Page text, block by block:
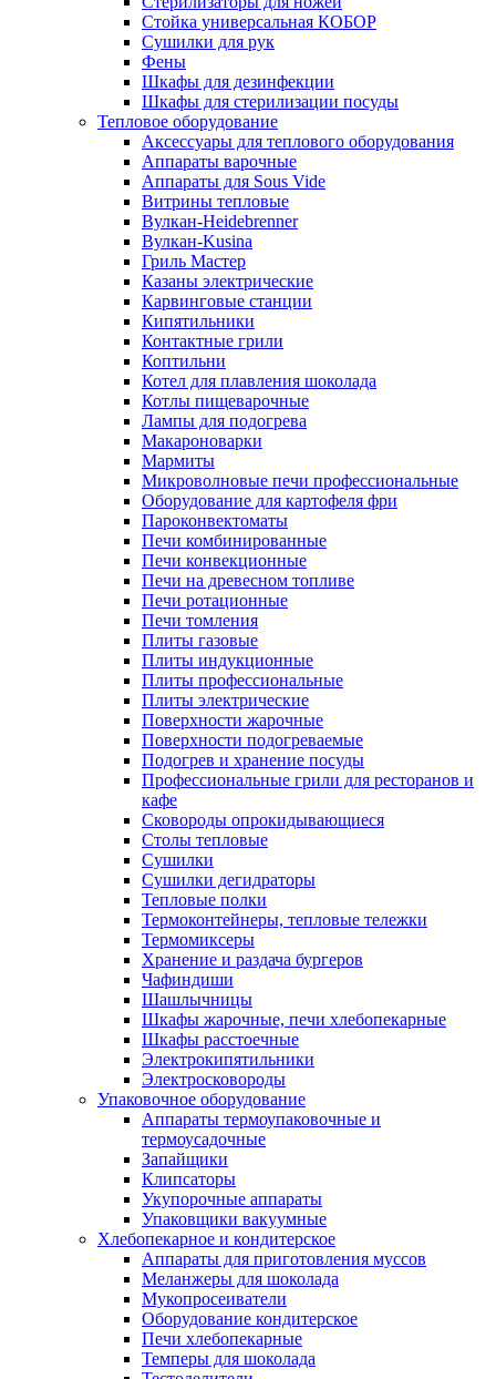
Стойка универсальная КОБОР
Сушилки для рук
Фены
Шкафы для дезинфекции
Шкафы для стерилизации посуды
Тепловое оборудование
Аксессуары для теплового оборудования
Аппараты варочные
Аппараты для Sous Vide
Витрины тепловые
Вулкан-Heidebrenner
Вулкан-Kusina
Гриль Мастер
Казаны электрические
Карвинговые станции
Кипятильники
Контактные грили
Коптильни
Котел для плавления шоколада
Котлы пищеварочные
Лампы для подогрева
Макароноварки
Мармиты
Микроволновые печи профессиональные
Оборудование для картофеля фри
Пароконвектоматы
Печи комбинированные
Печи конвекционные
Печи на древесном топливе
Печи ротационные
Печи томления
Плиты газовые
Плиты индукционные
Плиты профессиональные
Плиты электрические
Поверхности жарочные
Поверхности подогреваемые
Подогрев и хранение посуды
Профессиональные грили для ресторанов и
кафе
Сковороды опрокидывающиеся
Столы тепловые
Сушилки
Сушилки дегидраторы
Тепловые полки
Термоконтейнеры, тепловые тележки
Термомиксеры
Хранение и раздача бургеров
Чафиндиши
Шашлычницы
Шкафы жарочные, печи хлебопекарные
Шкафы расстоечные
Электрокипятильники
Электросковороды
Упаковочное оборудование
Аппараты термоупаковочные и
термоусадочные
Запайщики
Клипсаторы
Укупорочные аппараты
Упаковщики вакуумные
Хлебопекарное и кондитерское
Аппараты для приготовления муссов
Меланжеры для шоколада
Мукопросеиватели
Оборудование кондитерское
Печи хлебопекарные
Темперы для шоколада